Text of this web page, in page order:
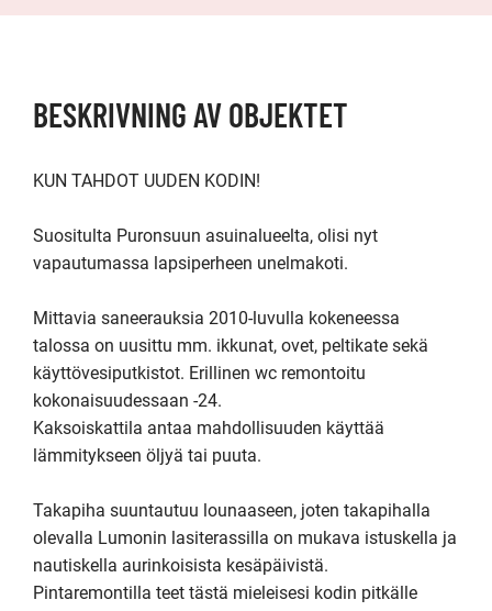
BESKRIVNING AV OBJEKTET
KUN TAHDOT UUDEN KODIN!
Suositulta Puronsuun asuinalueelta, olisi nyt
vapautumassa lapsiperheen unelmakoti.
Mittavia saneerauksia 2010-luvulla kokeneessa
talossa on uusittu mm. ikkunat, ovet, peltikate sekä
käyttövesiputkistot. Erillinen wc remontoitu
kokonaisuudessaan -24.
Kaksoiskattila antaa mahdollisuuden käyttää
lämmitykseen öljyä tai puuta.
Takapiha suuntautuu lounaaseen, joten takapihalla
olevalla Lumonin lasiterassilla on mukava istuskella ja
nautiskella aurinkoisista kesäpäivistä.
Pintaremontilla teet tästä mieleisesi kodin pitkälle